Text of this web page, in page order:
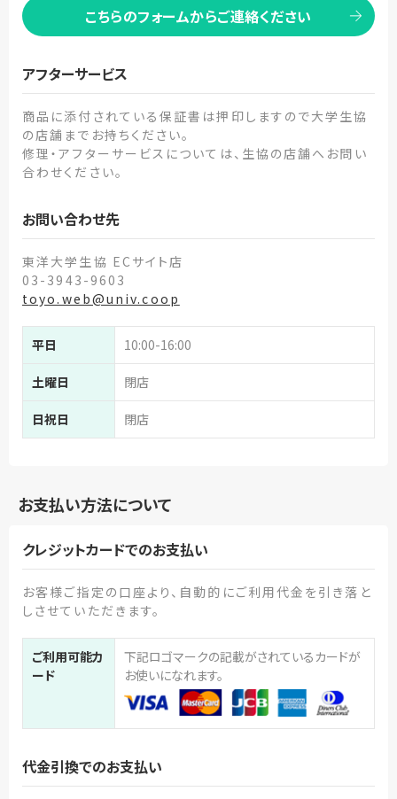
こちらのフォームからご連絡ください
アフターサービス
商品に添付されている保証書は押印しますので大学生協
の店舗までお持ちください。
修理・アフターサービスについては、生協の店舗へお問い
合わせください。
お問い合わせ先
東洋大学生協 ECサイト店
03-3943-9603
toyo.web@univ.coop
平日 10:00-16:00
土曜日 閉店
日祝日 閉店
お支払い方法について
クレジットカードでのお支払い
お客様ご指定の口座より、自動的にご利用代金を引き落と
しさせていただきます。
ご利用可能カ
ード
下記ロゴマークの記載がされているカードが
お使いになれます。
代金引換でのお支払い